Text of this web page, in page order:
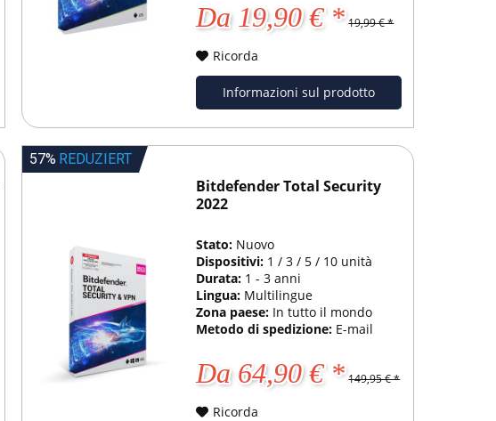
Da 19,90 € * 19,99 € *
Ricorda
Informazioni sul prodotto
57% REDUZIERT
Bitdefender Total Security
2022
Stato: Nuovo
Dispositivi: 1 / 3 / 5 / 10 unità
Durata: 1 - 3 anni
Lingua: Multilingue
Zona paese: In tutto il mondo
Metodo di spedizione: E-mail
Da 64,90 € * 149,95 € *
Ricorda